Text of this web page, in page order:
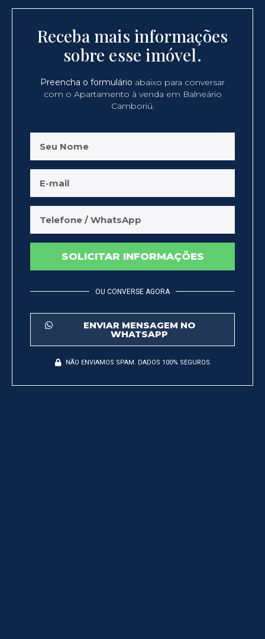
Receba mais informações
sobre esse imóvel.
Preencha o formulário abaixo para conversar
com o Apartamento à venda em Balneário
Camboriú.
SOLICITAR INFORMAÇÕES
OU CONVERSE AGORA
ENVIAR MENSAGEM NO
WHATSAPP
NÃO ENVIAMOS SPAM. DADOS 100% SEGUROS.